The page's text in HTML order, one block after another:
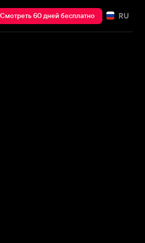
Смотреть 60 дней бесплатно RU